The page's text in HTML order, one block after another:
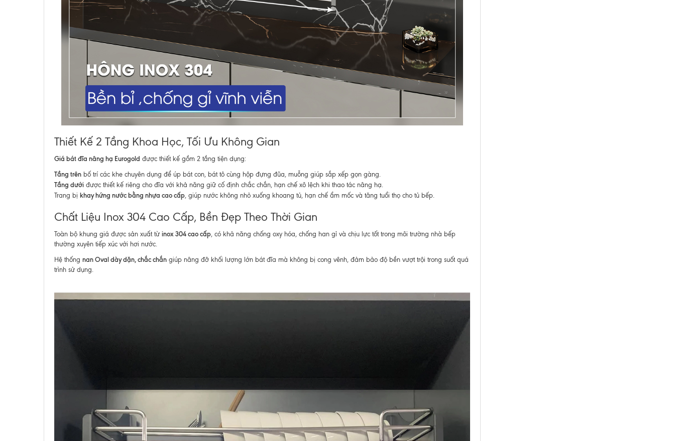
Thiết Kế 2 Tầng Khoa Học, Tối Ưu Không Gian
Giá bát đĩa nâng hạ Eurogold được thiết kế gồm 2 tầng tiện dụng:
Tầng trên bố trí các khe chuyên dụng để úp bát con, bát tô cùng hộp đựng đũa, muỗng giúp sắp xếp gọn gàng.
Tầng dưới được thiết kế riêng cho đĩa với khả năng giữ cố định chắc chắn, hạn chế xô lệch khi thao tác nâng hạ.
Trang bị khay hứng nước bằng nhựa cao cấp, giúp nước không nhỏ xuống khoang tủ, hạn chế ẩm mốc và tăng tuổi thọ cho tủ bếp.
Chất Liệu Inox 304 Cao Cấp, Bền Đẹp Theo Thời Gian
Toàn bộ khung giá được sản xuất từ inox 304 cao cấp, có khả năng chống oxy hóa, chống han gỉ và chịu lực tốt trong môi trường nhà bếp
thường xuyên tiếp xúc với hơi nước.
Hệ thống nan Oval dày dặn, chắc chắn giúp nâng đỡ khối lượng lớn bát đĩa mà không bị cong vênh, đảm bảo độ bền vượt trội trong suốt quá
trình sử dụng.